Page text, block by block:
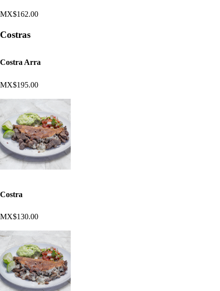
MX$162.00
Costras
Costra Arra
MX$195.00
Costra
MX$130.00